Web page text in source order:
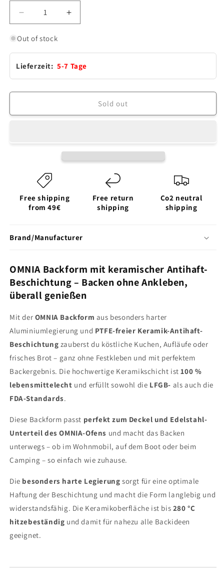
Decrease
quantity
for
mit
Anti-
haft
Increase
quantity
mit
Anti-
haft
Beschichtung
frei
Out of stock
Lieferzeit: 5-7 Tage
Sold out
Free shipping
from 49€
Free return
shipping
Co2 neutral
shipping
Brand/Manufacturer
OMNIA Backform mit keramischer Antihaft-
Beschichtung – Backen ohne Ankleben,
überall genießen
Mit der OMNIA Backform aus besonders harter
Aluminiumlegierung und PTFE-freier Keramik-Antihaft-
Beschichtung zauberst du köstliche Kuchen, Aufläufe oder
frisches Brot – ganz ohne Festkleben und mit perfektem
Backergebnis. Die hochwertige Keramikschicht ist100 %
lebensmittelecht und erfüllt sowohl die LFGB- als auch die
FDA-Standards.
Diese Backform passt perfekt zum Deckel und Edelstahl-
Unterteil des OMNIA-Ofens und macht das Backen
unterwegs – ob im Wohnmobil, auf dem Boot oder beim
Camping – so einfach wie zuhause.
Die besonders harte Legierung sorgt für eine optimale
Haftung der Beschichtung und macht die Form langlebig und
widerstandsfähig. Die Keramikoberfläche ist bis 280 °C
hitzebeständig und damit für nahezu alle Backideen
geeignet.